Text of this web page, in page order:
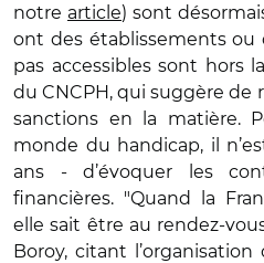
notre article) sont
ont des établissements ou
pas accessibles sont hors
du CNCPH, qui suggère de
sanctions en la matière.
monde du handicap, il
ans - d’évoquer les
financières. "Quand la
elle sait être au rendez-
Boroy, citant